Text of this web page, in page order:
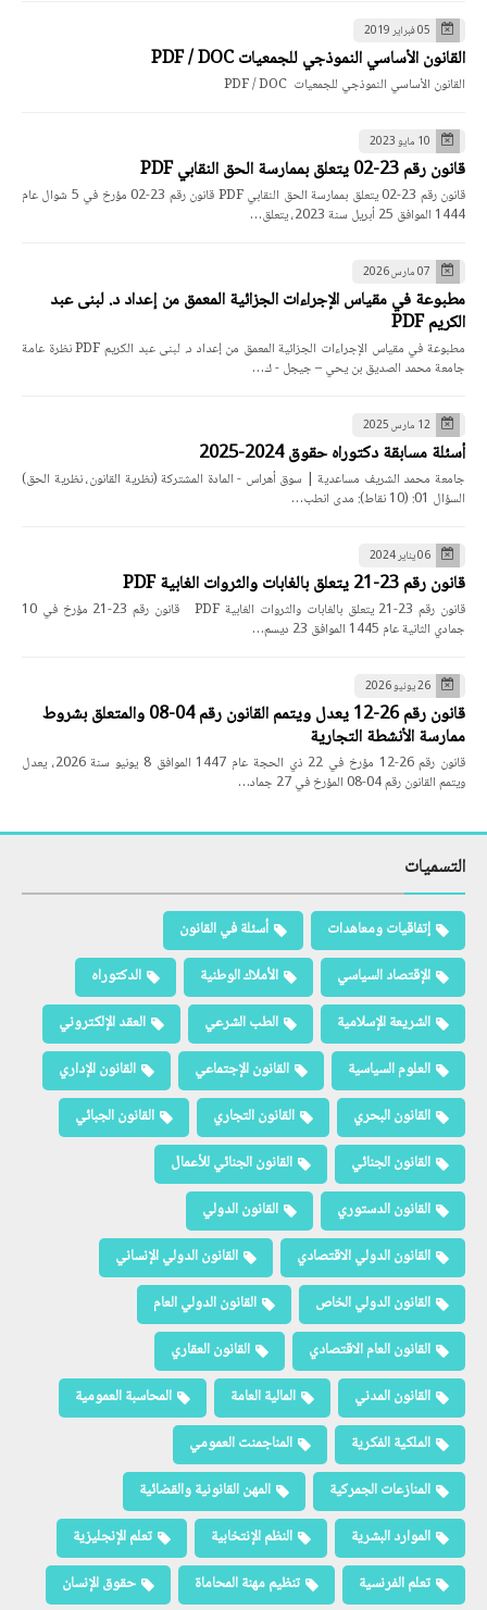
05 فبراير 2019
القانون الأساسي النموذجي للجمعيات PDF / DOC
القانون الأساسي النموذجي للجمعيات PDF / DOC
10 مايو 2023
قانون رقم 23-02 يتعلق بممارسة الحق النقابي PDF
قانون رقم 23-02 يتعلق بممارسة الحق النقابي PDF قانون رقم 23-02 مؤرخ في 5 شوال عام
1444 الموافق 25 أبريل سنة 2023، يتعلق…
07 مارس 2026
مطبوعة في مقياس الإجراءات الجزائية المعمق من إعداد د. لبنى عبد
الكريم PDF
مطبوعة في مقياس الإجراءات الجزائية المعمق من إعداد د. لبنى عبد الكريم PDF نظرة عامة
جامعة محمد الصديق بن يحي – جيجل - ك…
12 مارس 2025
أسئلة مسابقة دكتوراه حقوق 2024-2025
جامعة محمد الشريف مساعدية | سوق أهراس - المادة المشتركة (نظرية القانون، نظرية الحق)
السؤال 01: (10 نقاط): مدى انطب…
06 يناير 2024
قانون رقم 23-21 يتعلق بالغابات والثروات الغابية PDF
قانون رقم 23-21 يتعلق بالغابات والثروات الغابية PDF قانون رقم 23-21 مؤرخ في 10
جمادي الثانية عام 1445 الموافق 23 ديسم…
26 يونيو 2026
قانون رقم 26-12 يعدل ويتمم القانون رقم 04-08 والمتعلق بشروط
ممارسة الأنشطة التجارية
قانون رقم 26-12 مؤرخ في 22 ذي الحجة عام 1447 الموافق 8 يونيو سنة 2026، يعدل
ويتمم القانون رقم 04-08 المؤرخ في 27 جماد…
التسميات
إتفاقيات ومعاهدات
أسئلة في القانون
الإقتصاد السياسي
الأملاك الوطنية
الدكتوراه
الشريعة الإسلامية
الطب الشرعي
العقد الإلكتروني
العلوم السياسية
القانون الإجتماعي
القانون الإداري
القانون البحري
القانون التجاري
القانون الجبائي
القانون الجنائي
القانون الجنائي للأعمال
القانون الدستوري
القانون الدولي
القانون الدولي الاقتصادي
القانون الدولي الإنساني
القانون الدولي الخاص
القانون الدولي العام
القانون العام الاقتصادي
القانون العقاري
القانون المدني
المالية العامة
المحاسبة العمومية
الملكية الفكرية
المناجمنت العمومي
المنازعات الجمركية
المهن القانونية والقضائية
الموارد البشرية
النظم الإنتخابية
تعلم الإنجليزية
تعلم الفرنسية
تنظيم مهنة المحاماة حقوق الإنسان